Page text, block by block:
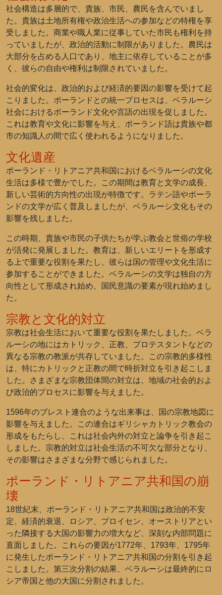
社会構造は多層的で、貴族、市民、農民を含んでいまし
た。貴族は土地所有権や政治生活への参加などの特権を享
受しました。商業や職人業に従事していた市民も権利を持
っていましたが、政治的活動に制限がありました。農民は
大部分を占める人口であり、地主に依存していることが多
く、彼らの自由や権利は制限されていました。
社会的変化は、政治的および経済的要因の影響を受けて起
こりました。ポーランドとの統一プロセスは、ベラルーシ
社会におけるポーランド文化や言語の出現を促しました。
これは教育や文化に影響を与え、ポーランド語は貴族や都
市の知識人の間で広く使われるようになりました。
文化遺産
ポーランド・リトアニア共和国におけるベラルーシの文化
生活は多様で豊かでした。この期間は教育と文学の成長、
新しい芸術的方向性の出現が特徴です。ラテン語やポーラ
ンドの文学が広く普及しましたが、ベラルーシ文化もその
影響を残しました。
この時期、貴族や市民の子供たちが学ぶ教会と世俗の学校
が活発に発展しました。教育は、新しいエリートを形成す
る上で重要な役割を果たし、彼らは国の管理や文化生活に
参加することができました。ベラルーシの文学は独自の方
向性として形成され始め、国民意識の要素が現れ始めまし
た。
宗教と文化的対立
宗教は社会生活において重要な役割を果たしました。ベラ
ルーシの地にはカトリック、正教、プロテスタントなどの
異なる宗教の教派が共存していました。この宗教的多様性
は、特にカトリックと正教の間で時折対立を引き起こしま
した。さまざまな宗教団体間の対立は、地域の社会的およ
び政治的プロセスに影響を与えました。
1596年のブレスト連合のような出来事は、国の宗教地図に
影響を与えました。この連合はギリシャカトリック教会の
形成をもたらし、これは社会内外の対立と論争を引き起こ
しました。宗教的対立は社会生活の不可欠な部分となり、
その影響はさまざまな分野で感じられました。
ポーランド・リトアニア共和国の崩
壊
18世紀末、ポーランド・リトアニア共和国は政治的不安
定、経済的衰退、ロシア、プロイセン、オーストリアとい
った隣接する大国の影響力の増大など、深刻な内部問題に
直面しました。これらの要因が1772年、1793年、1795年
に発生したポーランド・リトアニア共和国の分割を引き起
こしました。第三次分割の結果、ベラルーシは最終的にロ
シア帝国と他の大国に分割されました。